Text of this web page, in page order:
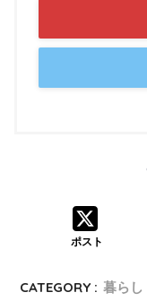
ポスト
CATEGORY : 暮らし